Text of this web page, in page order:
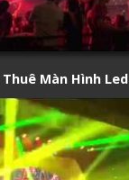
Thuê Màn Hình Led